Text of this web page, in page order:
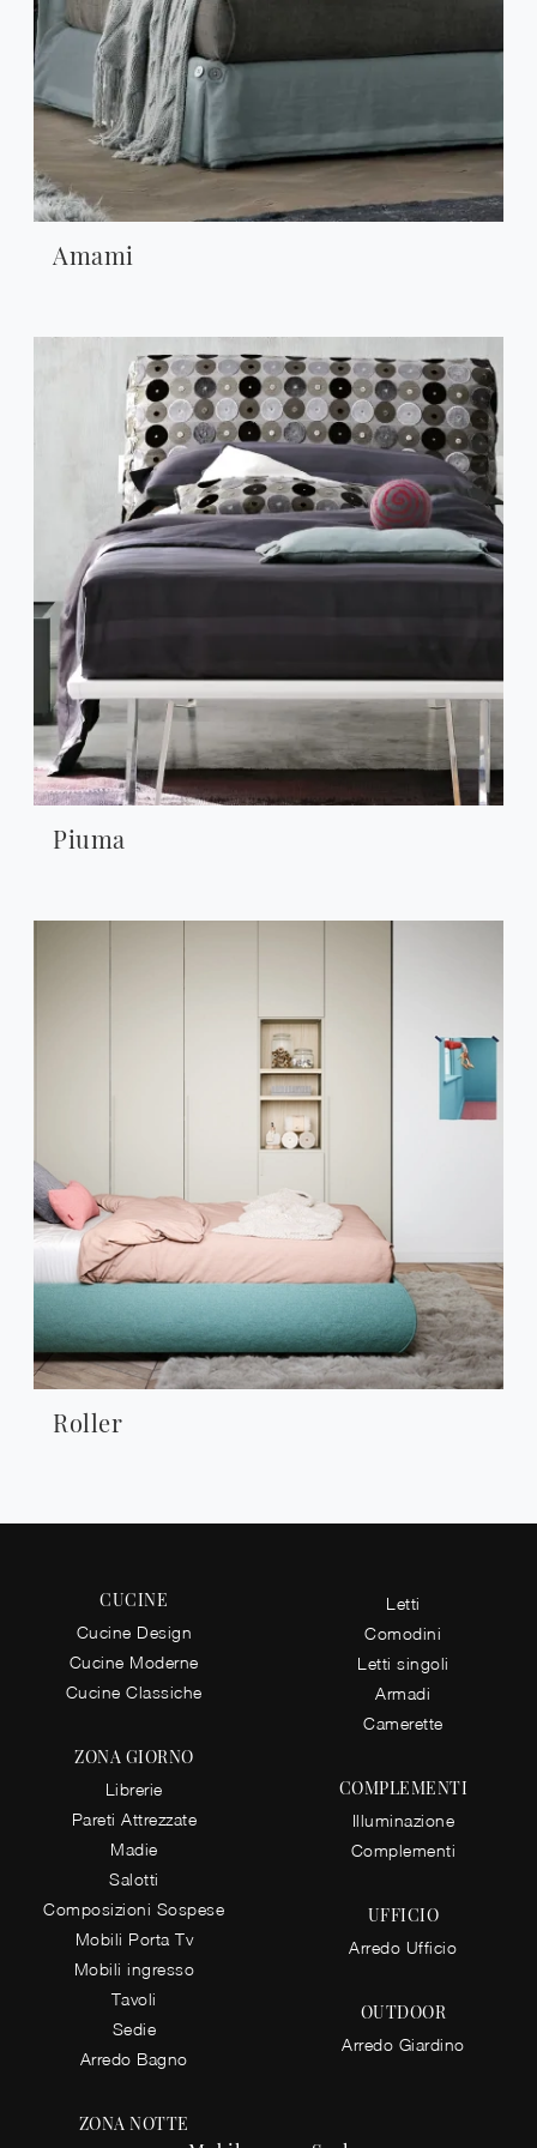
Amami
Piuma
Roller
CUCINE
Cucine Design
Cucine Moderne
Cucine Classiche
ZONA GIORNO
Librerie
Pareti Attrezzate
Madie
Salotti
Composizioni Sospese
Mobili Porta Tv
Mobili ingresso
Tavoli
Sedie
Arredo Bagno
ZONA NOTTE
Letti
Comodini
Letti singoli
Armadi
Camerette
COMPLEMENTI
Illuminazione
Complementi
UFFICIO
Arredo Ufficio
OUTDOOR
Arredo Giardino